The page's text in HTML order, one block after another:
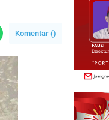
Komentar ()